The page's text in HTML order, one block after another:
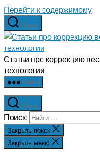
Перейти к содержимому
Поиск
Статьи про коррекцию
технологии
Меню
Поиск
Поиск:
Закрыть поиск
Закрыть меню